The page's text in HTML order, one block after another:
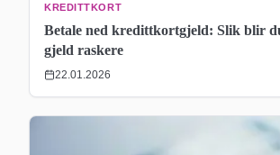
KREDITTKORT
Betale ned kredittkortgjeld: Slik blir
gjeld raskere
22.01.2026